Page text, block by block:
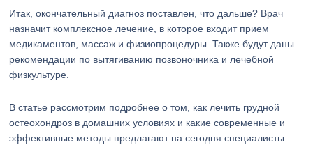
Итак, окончательный диагноз поставлен, что дальше? Врач
назначит комплексное лечение, в которое входит прием
медикаментов, массаж и физиопроцедуры. Также будут даны
рекомендации по вытягиванию позвоночника и лечебной
физкультуре.
В статье рассмотрим подробнее о том, как лечить грудной
остеохондроз в домашних условиях и какие современные и
эффективные методы предлагают на сегодня специалисты.